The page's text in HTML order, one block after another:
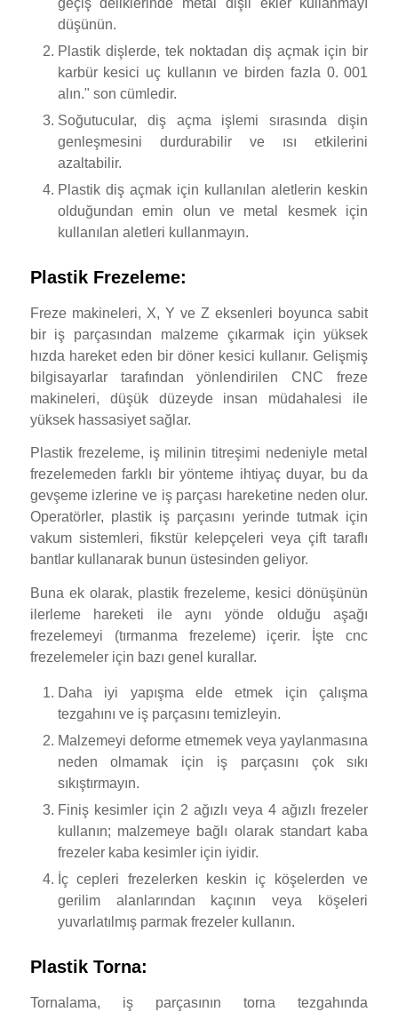
geçiş deliklerinde metal dişli ekler kullanmayı
düşünün.
Plastik dişlerde, tek noktadan diş açmak için bir
karbür kesici uç kullanın ve birden fazla 0. 001
alın." son cümledir.
Soğutucular, diş açma işlemi sırasında dişin
genleşmesini durdurabilir ve ısı etkilerini
azaltabilir.
Plastik diş açmak için kullanılan aletlerin keskin
olduğundan emin olun ve metal kesmek için
kullanılan aletleri kullanmayın.
Plastik Frezeleme:
Freze makineleri, X, Y ve Z eksenleri boyunca sabit
bir iş parçasından malzeme çıkarmak için yüksek
hızda hareket eden bir döner kesici kullanır. Gelişmiş
bilgisayarlar tarafından yönlendirilen CNC freze
makineleri, düşük düzeyde insan müdahalesi ile
yüksek hassasiyet sağlar.
Plastik frezeleme, iş milinin titreşimi nedeniyle metal
frezelemeden farklı bir yönteme ihtiyaç duyar, bu da
gevşeme izlerine ve iş parçası hareketine neden olur.
Operatörler, plastik iş parçasını yerinde tutmak için
vakum sistemleri, fikstür kelepçeleri veya çift taraflı
bantlar kullanarak bunun üstesinden geliyor.
Buna ek olarak, plastik frezeleme, kesici dönüşünün
ilerleme hareketi ile aynı yönde olduğu aşağı
frezelemeyi (tırmanma frezeleme) içerir. İşte cnc
frezelemeler için bazı genel kurallar.
Daha iyi yapışma elde etmek için çalışma
tezgahını ve iş parçasını temizleyin.
Malzemeyi deforme etmemek veya yaylanmasına
neden olmamak için iş parçasını çok sıkı
sıkıştırmayın.
Finiş kesimler için 2 ağızlı veya 4 ağızlı frezeler
kullanın; malzemeye bağlı olarak standart kaba
frezeler kaba kesimler için iyidir.
İç cepleri frezelerken keskin iç köşelerden ve
gerilim alanlarından kaçının veya köşeleri
yuvarlatılmış parmak frezeler kullanın.
Plastik Torna:
Tornalama, iş parçasının torna tezgahında